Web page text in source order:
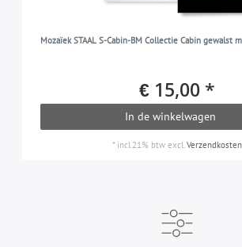
Mozaïek STAAL S-Cabin-BM Collectie Cabin gewalst
€ 15,00 *
In de winkelwagen
* incl.21% btw excl. Verzendkosten